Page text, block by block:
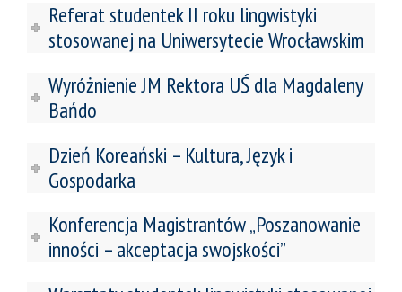
Referat studentek II roku lingwistyki
stosowanej na Uniwersytecie Wrocławskim
Wyróżnienie JM Rektora UŚ dla Magdaleny
Bańdo
Dzień Koreański – Kultura, Język i
Gospodarka
Konferencja Magistrantów „Poszanowanie
inności – akceptacja swojskości”